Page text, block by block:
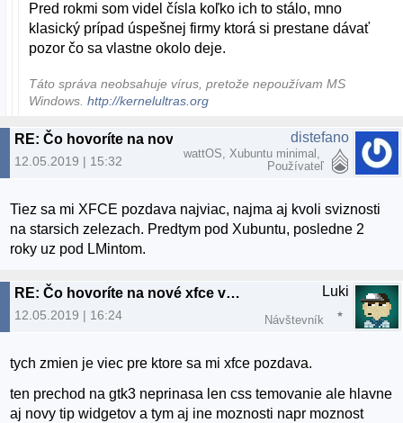
Pred rokmi som videl čísla koľko ich to stálo, mno
klasický prípad úspešnej firmy ktorá si prestane dávať
pozor čo sa vlastne okolo deje.
Táto správa neobsahuje vírus, pretože nepoužívam MS
Windows.http://kernelultras.org
12.05.2019 | 15:32
distefano
wattOS, Xubuntu minimal,
Používateľ
Tiez sa mi XFCE pozdava najviac, najma aj kvoli sviznosti
na starsich zelezach. Predtym pod Xubuntu, posledne 2
roky uz pod LMintom.
RE: Čo hovoríte na nové xfce v xubuntu19.04
12.05.2019 | 16:24
Luki
Návštevník
tych zmien je viec pre ktore sa mi xfce pozdava.
ten prechod na gtk3 neprinasa len css temovanie ale hlavne
aj novy tip widgetov a tym aj ine moznosti napr moznost